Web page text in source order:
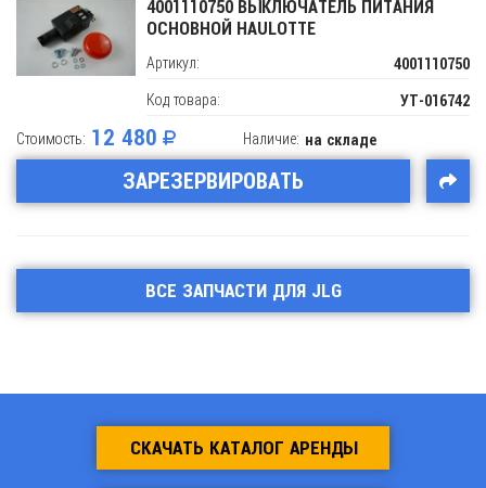
4001110750 ВЫКЛЮЧАТЕЛЬ ПИТАНИЯ
ОСНОВНОЙ HAULOTTE
Артикул:
4001110750
Код товара: УТ-016742
Стоимость: 12 480
ЗАРЕЗЕРВИРОВАТЬ
Наличие: на складе
ВСЕ ЗАПЧАСТИ ДЛЯ JLG
СКАЧАТЬ КАТАЛОГ АРЕНДЫ